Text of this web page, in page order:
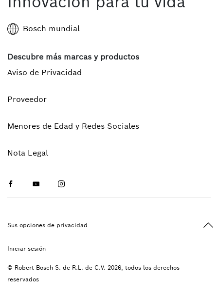
Bosch mundial
Descubre más marcas y productos
Aviso de Privacidad
Proveedor
Menores de Edad y Redes Sociales
Nota Legal
FacebookYoutubeInstagram
Sus opciones de privacidad
Iniciar sesión
© Robert Bosch S. de R.L. de C.V. 2026, todos los derechos
reservados